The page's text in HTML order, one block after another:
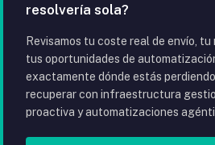
resolvería sola?
Revisamos tu coste real de envío,
tus oportunidades de
exactamente dónde estás
recuperar con infraestructura
proactiva y automatizaciones